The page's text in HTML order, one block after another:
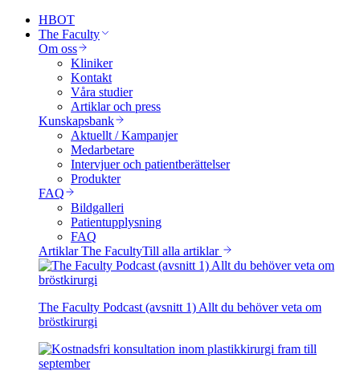
HBOT
The Faculty
Om oss
Kliniker
Kontakt
Våra studier
Artiklar och press
Kunskapsbank
Aktuellt / Kampanjer
Medarbetare
Intervjuer och patientberättelser
Produkter
FAQ
Bildgalleri
Patientupplysning
FAQ
Artiklar The FacultyTill alla artiklar
The Faculty Podcast (avsnitt 1) Allt du behöver veta om
bröstkirurgi